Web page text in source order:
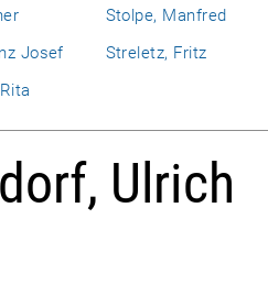
Stolpe, Manfred
Josef
Streletz, Fritz
Ulrich